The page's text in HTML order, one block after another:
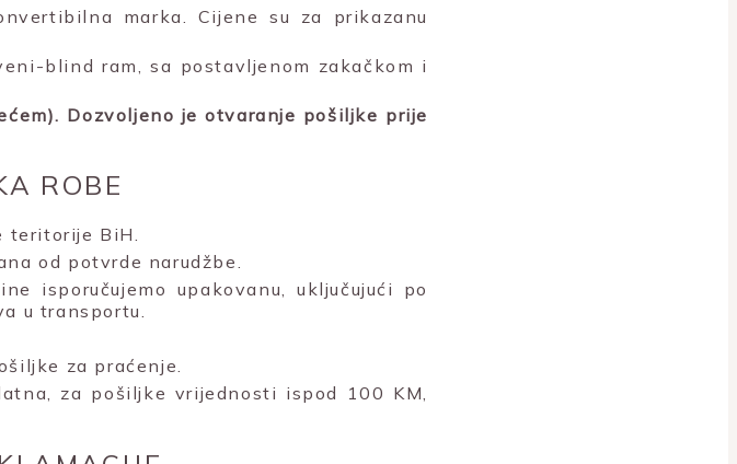
marka. Cijene su za prikazanu
blind ram, sa postavljenom zakačkom i
Dozvoljeno je otvaranje pošiljke prije
ROBE
teritorije BiH.
od potvrde narudžbe.
isporučujemo upakovanu, uključujući po
u transportu.
za praćenje.
za pošiljke vrijednosti ispod 100 KM,